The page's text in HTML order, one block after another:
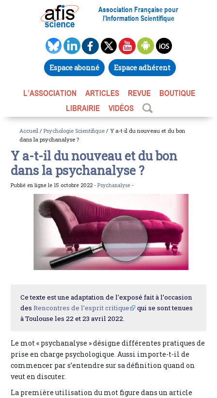
Association Française pour
l’Information Scientifique
Espace abonné Espace adhérent
L’ASSOCIATION ARTICLES REVUE
BOUTIQUE
LIBRAIRIE
VIDÉOS
Accueil / Psychologie Scientifique / Y a-t-il du nouveau et du bon
dans la psychanalyse ?
Y a-t-il du nouveau et du bon
dans la psychanalyse ?
Publié en ligne le 15 octobre 2022 -Psychanalyse -
Ce texte est une adaptation de l’exposé fait à l’occasion
desRencontres de l’esprit critique
qui se sont tenues
à Toulouse les 22 et 23 avril 2022.
Le mot « psychanalyse » désigne différentes pratiques de
prise en charge psychologique. Aussi importe-t-il de
commencer par s’entendre sur sa définition quand on
veut en discuter.
La première utilisation du mot figure dans un article